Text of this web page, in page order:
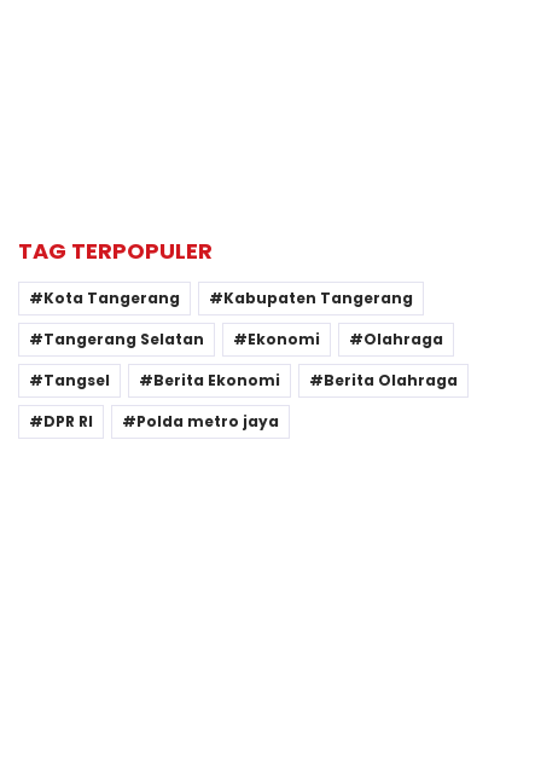
TAG TERPOPULER
Kota Tangerang
Kabupaten Tangerang
Tangerang Selatan
Ekonomi
Olahraga
Tangsel
Berita Ekonomi
Berita Olahraga
DPR RI
Polda metro jaya